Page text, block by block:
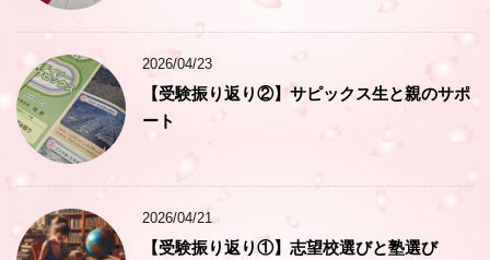
2026/04/23
【受験振り返り②】サピックス生と親のサポ
ート
2026/04/21
【受験振り返り①】志望校選びと塾選び